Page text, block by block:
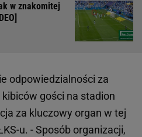
w znakomitej
odpowiedzialności za
gości na stadion
za kluczowy organ w tej
u. - Sposób organizacji,